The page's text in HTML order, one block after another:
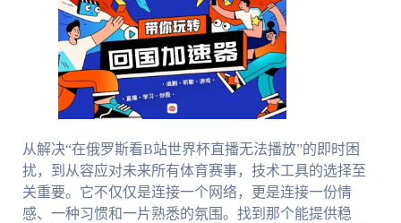
从解决“在俄罗斯看B站世界杯直播无法播放”的即时困
扰，到从容应对未来所有体育赛事，技术工具的选择至
关重要。它不仅仅是连接一个网络，更是连接一份情
感、一种习惯和一片熟悉的氛围。找到那个能提供稳